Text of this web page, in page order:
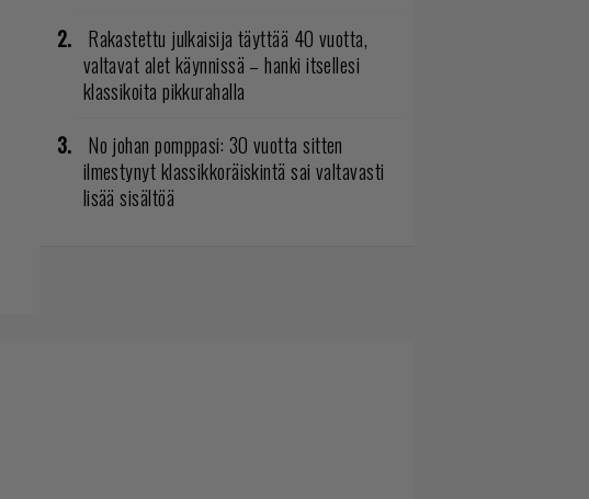
Rakastettu julkaisija täyttää 40 vuotta,
valtavat alet käynnissä – hanki itsellesi
klassikoita pikkurahalla
No johan pomppasi: 30 vuotta sitten
ilmestynyt klassikkoräiskintä sai valtavasti
lisää sisältöä